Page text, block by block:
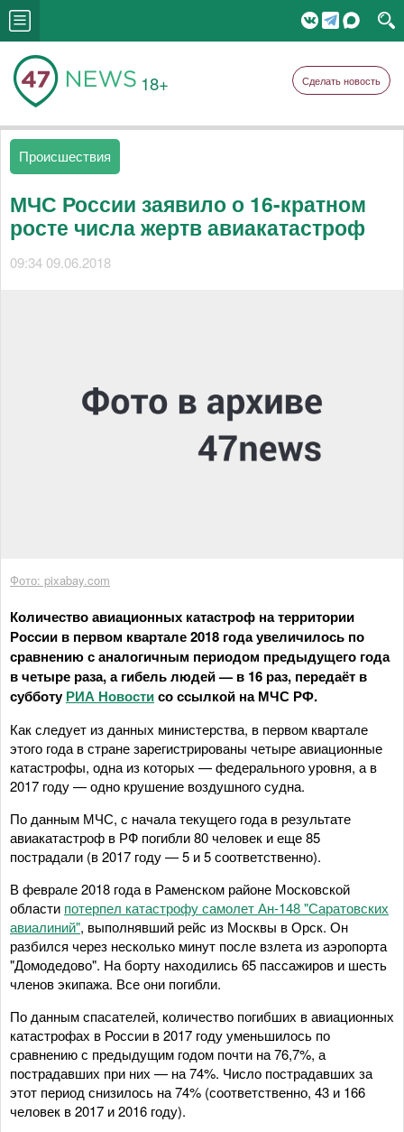
18+ Сделать новость
Происшествия
МЧС России заявило о 16-кратном
росте числа жертв авиакатастроф
09:34 09.06.2018
Фото: pixabay.com
Количество авиационных катастроф на территории
России в первом квартале 2018 года увеличилось по
сравнению с аналогичным периодом предыдущего года
в четыре раза, а гибель людей — в 16 раз, передаёт в
субботуРИА Новостисо ссылкой на МЧС РФ.
Как следует из данных министерства, в первом квартале
этого года в стране зарегистрированы четыре авиационные
катастрофы, одна из которых — федерального уровня, а в
2017 году — одно крушение воздушного судна.
По данным МЧС, с начала текущего года в результате
авиакатастроф в РФ погибли 80 человек и еще 85
пострадали (в 2017 году — 5 и 5 соответственно).
В феврале 2018 года в Раменском районе Московской
области потерпел катастрофу самолет Ан-148 "Саратовских
авиалиний", выполнявший рейс из Москвы в Орск. Он
разбился через несколько минут после взлета из аэропорта
"Домодедово". На борту находились 65 пассажиров и шесть
членов экипажа. Все они погибли.
По данным спасателей, количество погибших в авиационных
катастрофах в России в 2017 году уменьшилось по
сравнению с предыдущим годом почти на 76,7%, а
пострадавших при них — на 74%. Число пострадавших за
этот период снизилось на 74% (соответственно, 43 и 166
человек в 2017 и 2016 году).